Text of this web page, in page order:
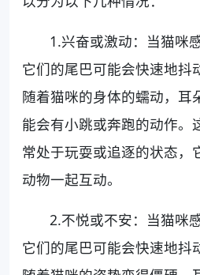
1.兴奋或激动：当猫咪
它们的尾巴可能会快速地抖
随着猫咪的身体的蠕动，耳
能会有小跳或奔跑的动作。
常处于玩耍或追逐的状态，
动物一起互动。
2.不悦或不安：当猫咪
它们的尾巴可能会快速地抖